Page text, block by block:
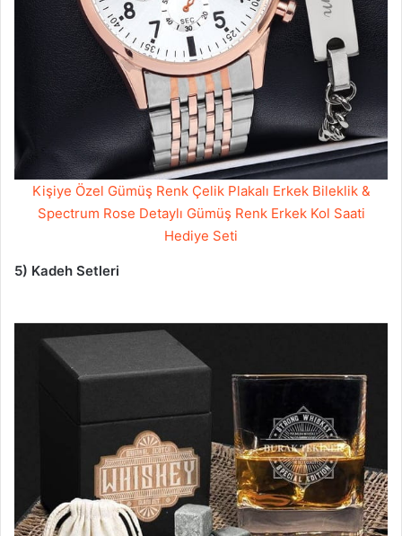
Kişiye Özel Gümüş Renk Çelik Plakalı Erkek Bileklik &
Spectrum Rose Detaylı Gümüş Renk Erkek Kol Saati
Hediye Seti
5) Kadeh Setleri